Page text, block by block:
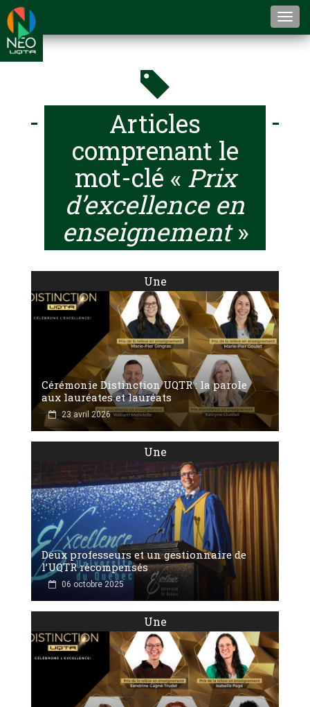
Articles
comprenant le
mot-clé « Prix
d’excellence en
enseignement»
Une
Cérémonie Distinction UQTR : la parole
aux lauréates et lauréats
23 avril 2026
Une
Deux professeurs et un gestionnaire de
l’UQTR récompensés
06 octobre 2025
Une